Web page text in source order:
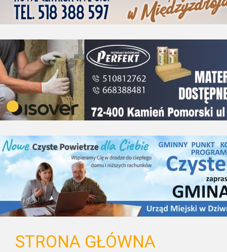
STRONA GŁÓWNA